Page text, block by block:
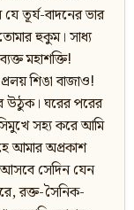
তূর্য-বাদনের ভার
হুকুম। সাধ্য
মহাশক্তি!
শিঙা বাজাও!
উঠুক। ঘরের পরের
সহ্য করে আমি
আমার অপ্রকাশ
আসবে সেদিন যেন
রক্ত-সৈনিক-